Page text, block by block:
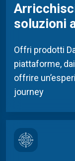
soluzioni
Offri prodotti
piattaforme,
offrire
journey